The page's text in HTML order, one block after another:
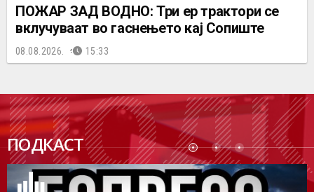
ПОЖАР ЗАД ВОДНО: Три ер трактори се
вклучуваат во гаснењето кај Сопиште
08.08.2026. 15:33
ПОДКАСТ
ПОДК